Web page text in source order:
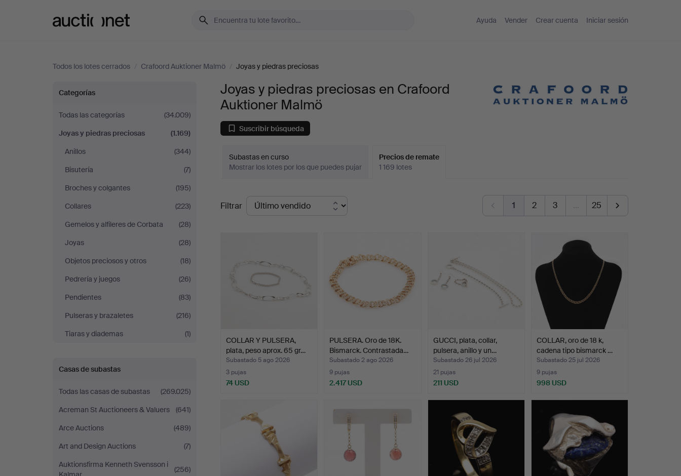
Ayuda Vender Crear cuenta Iniciar sesión
Todos los lotes cerrados / Crafoord Auktioner Malmö / Joyas y piedras preciosas
Joyas
y
piedras
preciosas
en
Crafoord
Auktioner
Malmö
Categorías
Todas las categorías
(34.009)
Joyas y piedras preciosas
(1.169)
Anillos
(344)
Bisutería
(7)
Broches y colgantes
(195)
Collares
(223)
Gemelos y alfileres de Corbata
(28)
Joyas
(28)
Objetos preciosos y otros
(18)
Pedrería y juegos
(26)
Pendientes
(83)
Pulseras y brazaletes
(216)
Tiaras y diademas
(1)
Casas de subastas
Todas las casas de subastas
(269.025)
Acreman St Auctioneers & Valuers
(641)
Arce Auctions
(489)
Art and Design Auctions
(7)
Auktionsfirma Kenneth Svensson i
(256)
Joyas y piedras preciosas en Crafoord
Auktioner Malmö
Suscribir búsqueda
Subastas en curso
Mostrar los lotes por los que puedes pujar
Precios de remate
1 169 lotes
Precios
de
Filtrar 1 2 3 … 25
COLLAR Y PULSERA,
plata, peso aprox. 65 gr…
Subastado 5 ago 2026
3 pujas
74 USD
PULSERA. Oro de 18K.
Bismarck. Contrastada…
Subastado 2 ago 2026
9 pujas
2.417 USD
GUCCI, plata, collar,
pulsera, anillo y un…
Subastado 26 jul 2026
21 pujas
211 USD
COLLAR, oro de 18 k,
cadena tipo bismarck …
Subastado 25 jul 2026
9 pujas
998 USD